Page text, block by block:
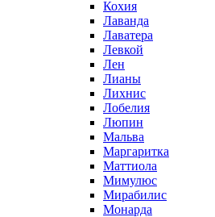
Кохия
Лаванда
Лаватера
Левкой
Лен
Лианы
Лихнис
Лобелия
Люпин
Мальва
Маргаритка
Маттиола
Мимулюс
Мирабилис
Монарда